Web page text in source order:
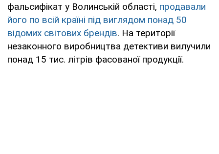
фальсифікат у Волинській області, продавали
його по всій країні під виглядом понад 50
відомих світових брендів. На території
незаконного виробництва детективи вилучили
понад 15 тис. літрів фасованої продукції.